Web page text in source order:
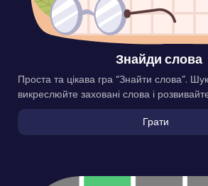
Знайди слова
Проста та цікава гра “Знайти слова”.
викреслюйте заховані слова і
Грати